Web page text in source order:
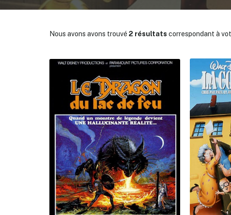
Nous avons avons trouvé 2 résultats correspondant à
✕